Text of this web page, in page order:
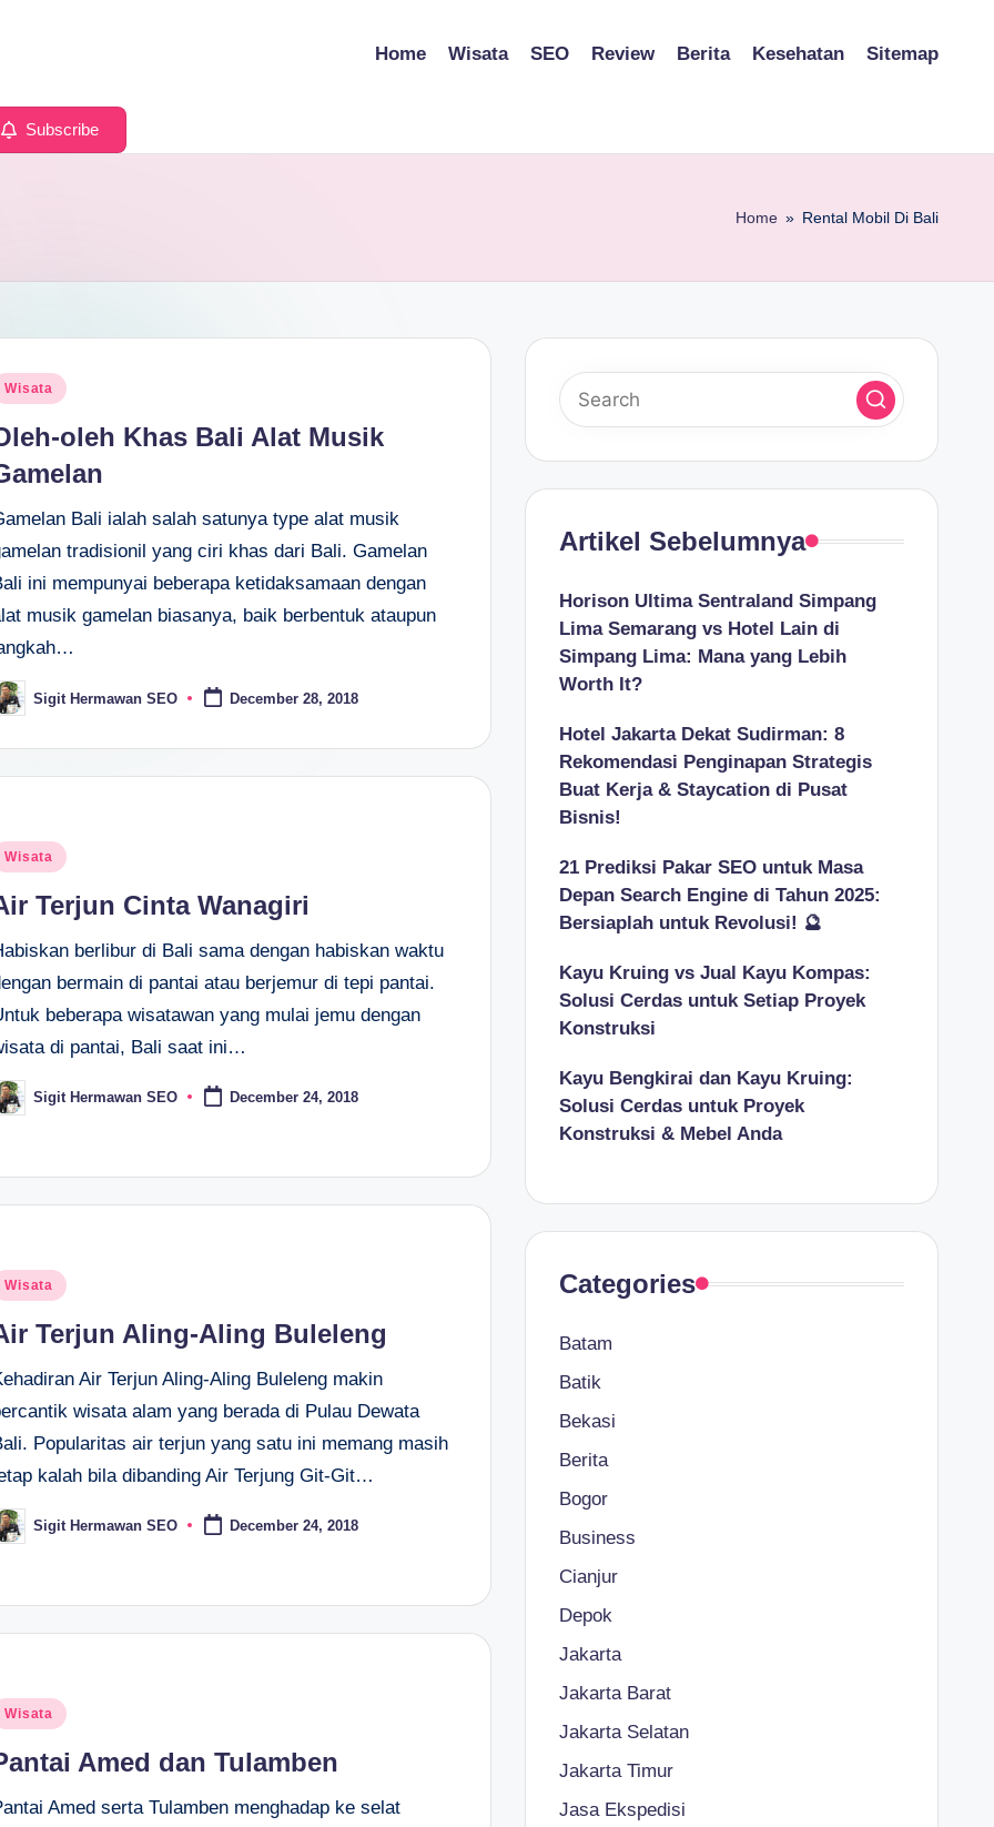
Home Wisata SEO Review Berita Kesehatan Sitemap
Subscribe
Home » Rental Mobil Di Bali
Wisata
oleh Khas Bali Alat Musik
Bali ialah salah satunya type alat musik
tradisionil yang ciri khas dari Bali. Gamelan
ini mempunyai beberapa ketidaksamaan dengan
musik gamelan biasanya, baik berbentuk ataupun
Sigit Hermawan SEO December 28, 2018
Wisata
Terjun Cinta Wanagiri
berlibur di Bali sama dengan habiskan waktu
bermain di pantai atau berjemur di tepi pantai.
beberapa wisatawan yang mulai jemu dengan
di pantai, Bali saat ini…
Sigit Hermawan SEO December 24, 2018
Wisata
Terjun Aling-Aling Buleleng
Air Terjun Aling-Aling Buleleng makin
wisata alam yang berada di Pulau Dewata
Popularitas air terjun yang satu ini memang masih
kalah bila dibanding Air Terjung Git-Git…
Sigit Hermawan SEO December 24, 2018
Wisata
Amed dan Tulamben
Amed serta Tulamben menghadap ke selat
Artikel Sebelumnya
Horison Ultima Sentraland Simpang
Lima Semarang vs Hotel Lain di
Simpang Lima: Mana yang Lebih
Worth It?
Hotel Jakarta Dekat Sudirman: 8
Rekomendasi Penginapan Strategis
Buat Kerja & Staycation di Pusat
Bisnis!
21 Prediksi Pakar SEO untuk Masa
Depan Search Engine di Tahun 2025:
Bersiaplah untuk Revolusi! 🔮
Kayu Kruing vs Jual Kayu Kompas:
Solusi Cerdas untuk Setiap Proyek
Konstruksi
Kayu Bengkirai dan Kayu Kruing:
Solusi Cerdas untuk Proyek
Konstruksi & Mebel Anda
Categories
Batam
Batik
Bekasi
Berita
Bogor
Business
Cianjur
Depok
Jakarta
Jakarta Barat
Jakarta Selatan
Jakarta Timur
Jasa Ekspedisi